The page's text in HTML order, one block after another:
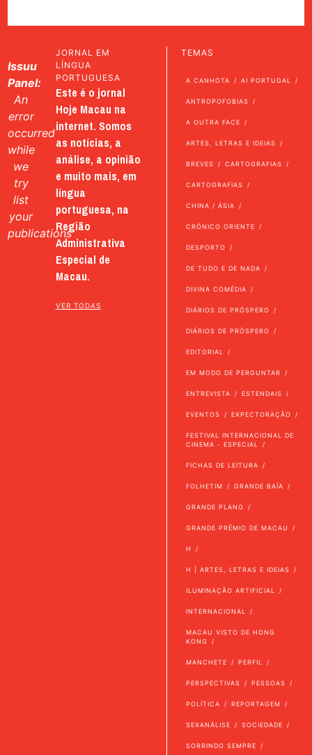
Issuu
Panel:
An
error
occurred
while
we
try
list
your
publications
JORNAL EM
LÍNGUA
PORTUGUESA
Este é o jornal
Hoje Macau na
internet. Somos
as notícias, a
análise, a opinião
e muito mais, em
língua
portuguesa, na
Região
Administrativa
Especial de
Macau.
VER TODAS
TEMAS
A CANHOTA AI PORTUGAL
ANTROPOFOBIAS
A OUTRA FACE
ARTES, LETRAS E IDEIAS
BREVES CARTOGRAFIAS
CARTOGRAFIAS
CHINA / ÁSIA
CRÓNICO ORIENTE
DESPORTO
DE TUDO E DE NADA
DIVINA COMÉDIA
DIÁRIOS DE PRÓSPERO
DIÁRIOS DE PRÓSPERO
EDITORIAL
EM MODO DE PERGUNTAR
ENTREVISTA ESTENDAIS
EVENTOS EXPECTORAÇÃO
FESTIVAL INTERNACIONAL DE
CINEMA - ESPECIAL
FICHAS DE LEITURA
FOLHETIM GRANDE BAÍA
GRANDE PLANO
GRANDE PRÉMIO DE MACAU
H
H | ARTES, LETRAS E IDEIAS
ILUMINAÇÃO ARTIFICIAL
INTERNACIONAL
MACAU VISTO DE HONG
KONG
MANCHETE PERFIL
PERSPECTIVAS PESSOAS
POLÍTICA REPORTAGEM
SEXANÁLISE SOCIEDADE
SORRINDO SEMPRE